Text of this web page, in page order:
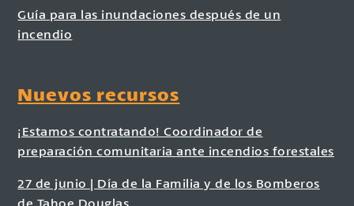
Guía para las inundaciones después de un
incendio
Nuevos recursos
¡Estamos contratando! Coordinador de
preparación comunitaria ante incendios forestales
27 de junio | Día de la Familia y de los Bomberos
de Tahoe Douglas